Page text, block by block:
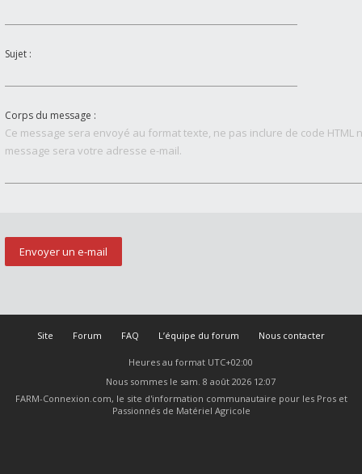
Sujet :
Corps du message :
Ce message sera envoyé au format texte, ne pas inclure de code HTML
message sera votre adresse e-mail.
Site Forum FAQ L’équipe du forum Nous contacter
Heures au format UTC+02:00
Nous sommes le sam. 8 août 2026 12:07
FARM-Connexion.com, le site d'information communautaire pour les Pros et
Passionnés de Matériel Agricole